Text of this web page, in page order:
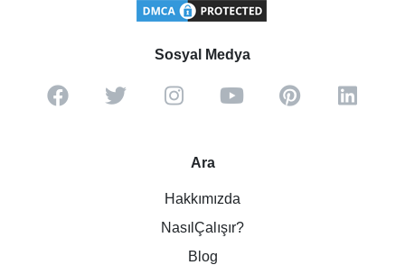
Sosyal Medya
Ara
Hakkımızda
NasılÇalışır?
Blog